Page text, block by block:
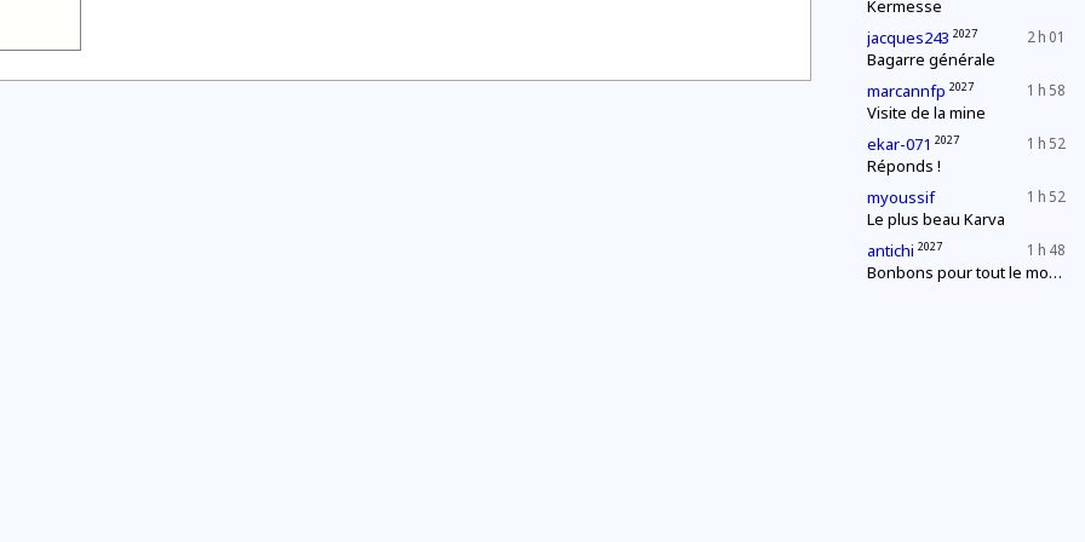
Kermesse
2 h 01
jacques243 2027
Bagarre générale
1 h 58
marcannfp 2027
Visite de la mine
1 h 52
ekar-071 2027
Réponds !
1 h 52
myoussif
Le plus beau Karva
1 h 48
antichi 2027
Bonbons pour tout le monde !